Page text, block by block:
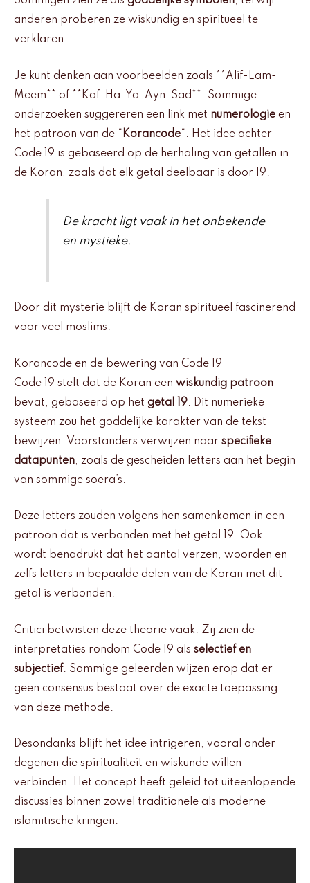
anderen proberen ze wiskundig en spiritueel te
verklaren.
Je kunt denken aan voorbeelden zoals **Alif-Lam-
Meem** of **Kaf-Ha-Ya-Ayn-Sad**. Sommige
onderzoeken suggereren een link met numerologie en
het patroon van de “
Korancode “. Het idee achter
Code 19 is gebaseerd op de herhaling van getallen in
de Koran, zoals dat elk getal deelbaar is door 19.
De kracht ligt vaak in het onbekende
en mystieke.
Door dit mysterie blijft de Koran spiritueel fascinerend
voor veel moslims.
Korancode en de bewering van Code 19
Code 19 stelt dat de Koran een wiskundig patroon
bevat, gebaseerd op het getal 19. Dit numerieke
systeem zou het goddelijke karakter van de tekst
bewijzen. Voorstanders verwijzen naar specifieke
datapunten, zoals de gescheiden letters aan het begin
van sommige soera’s.
Deze letters zouden volgens hen samenkomen in een
patroon dat is verbonden met het getal 19. Ook
wordt benadrukt dat het aantal verzen, woorden en
zelfs letters in bepaalde delen van de Koran met dit
getal is verbonden.
Critici betwisten deze theorie vaak. Zij zien de
interpretaties rondom Code 19 als selectief en
subjectief. Sommige geleerden wijzen erop dat er
geen consensus bestaat over de exacte toepassing
van deze methode.
Desondanks blijft het idee intrigeren, vooral onder
degenen die spiritualiteit en wiskunde willen
verbinden. Het concept heeft geleid tot uiteenlopende
discussies binnen zowel traditionele als moderne
islamitische kringen.